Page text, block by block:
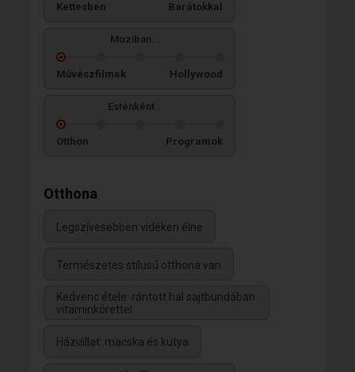
Kettesben Barátokkal
Moziban...
Művészfilmek Hollywood
Esténként...
Otthon Programok
Otthona
Legszívesebben vidéken élne
Természetes stílusú otthona van
Kedvenc étele: rántott hal sajtbundában
vitaminkörettel
Háziállat: macska és kutya